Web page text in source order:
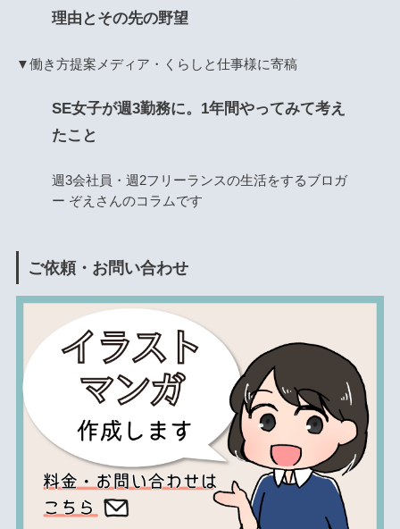
理由とその先の野望
▼働き方提案メディア・くらしと仕事様に寄稿
SE女子が週3勤務に。1年間やってみて考え
たこと
週3会社員・週2フリーランスの生活をするブロガ
ー ぞえさんのコラムです
ご依頼・お問い合わせ